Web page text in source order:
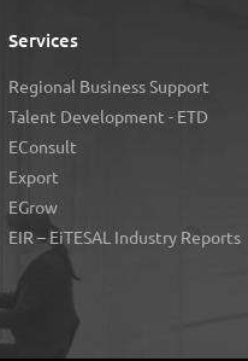
Services
Regional Business Support
Talent Development - ETD
EConsult
Export
EGrow
EIR – EiTESAL Industry Reports